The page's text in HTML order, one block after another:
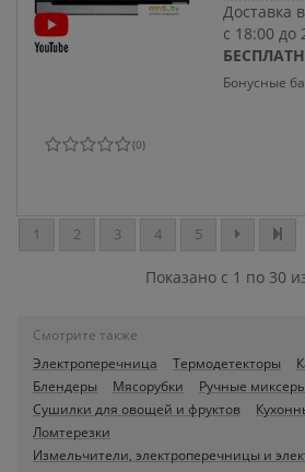
Доставка
с 18:00 до
Бонусные
(0)
1 2 3 4 5
Показано с 1 по 30
Смотрите также
Электроперечница
Термодетекторы
Блендеры
Мясорубки Ручные миксеры
Сушилки для овощей и фруктов
Ломтерезки
Измельчители, электроперечницы и